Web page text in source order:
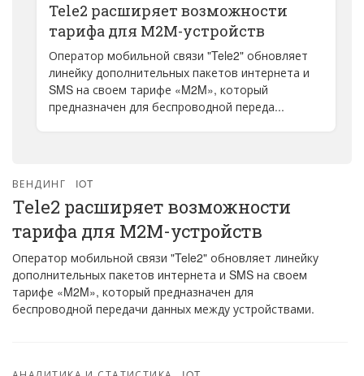
Tele2 расширяет возможности
тарифа для M2M-устройств
Оператор мобильной связи "Tele2" обновляет
линейку дополнительных пакетов интернета и
SMS на своем тарифе «M2M», который
предназначен для беспроводной переда...
ВЕНДИНГ IOT
Tele2 расширяет возможности
тарифа для M2M-устройств
Оператор мобильной связи "Tele2" обновляет линейку
дополнительных пакетов интернета и SMS на своем
тарифе «M2M», который предназначен для
беспроводной передачи данных между устройствами.